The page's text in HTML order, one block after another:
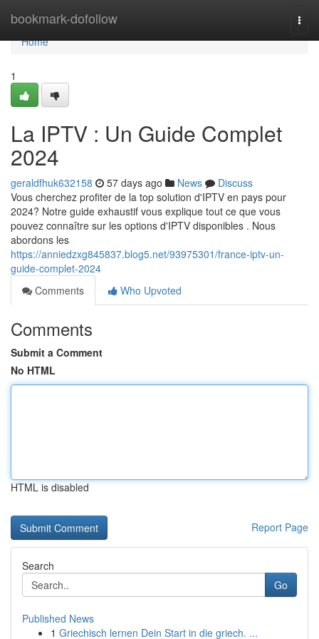
bookmark-dofollow
Home
Home
1
La IPTV : Un Guide Complet
2024
geraldfhuk632158 57 days ago News
Discuss
Vous cherchez profiter de la top solution d'IPTV en pays pour
2024? Notre guide exhaustif vous explique tout ce que vous
pouvez connaître sur les options d'IPTV disponibles . Nous
abordons les
https://anniedzxg845837.blog5.net/93975301/france-iptv-un-
guide-complet-2024
Comments
Who Upvoted
Comments
Submit a Comment
No HTML
HTML is disabled
Report Page
Search
Go
Published News
1 Griechisch lernen Dein Start in die griech. ...